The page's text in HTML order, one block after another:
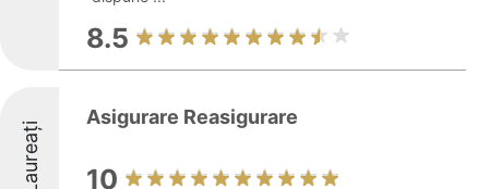
8.5
Laureați
Asigurare Reasigurare
10